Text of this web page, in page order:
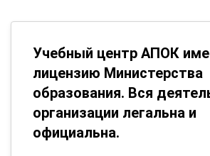
Учебный центр АПОК
лицензию Министерства
образования. Вся
организации легальна и
официальна.